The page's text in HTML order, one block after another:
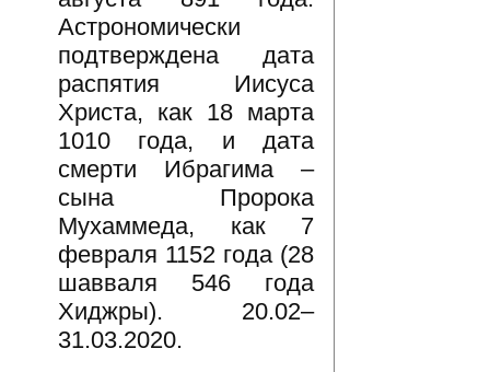
Астрономически
подтверждена дата
распятия Иисуса
Христа, как 18 марта
1010 года, и дата
смерти Ибрагима –
сына Пророка
Мухаммеда, как 7
февраля 1152 года (28
шавваля 546 года
Хиджры). 20.02–
31.03.2020.